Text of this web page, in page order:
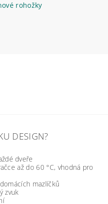
rohožky
DESIGN?
dveře
až do 60 °C, vhodná pro
mazlíčků
zvuk